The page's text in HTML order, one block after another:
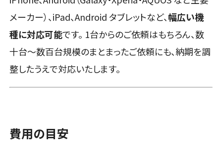
メーカー）、iPad、Android タブレットなど、幅広い機
種に対応可能です。 1台からのご依頼はもちろん、数
十台〜数百台規模のまとまったご依頼にも、納期を調
整したうえで対応いたします。
費用の目安